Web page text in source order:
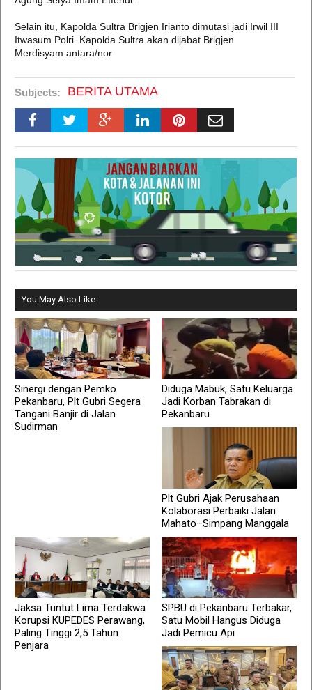
Selain itu, Kapolda Sultra Brigjen Irianto dimutasi jadi Irwil III
Itwasum Polri. Kapolda Sultra akan dijabat Brigjen
Merdisyam.antara/nor
Subjects: BERITA UTAMA
You May Also Like
Sinergi dengan Pemko
Pekanbaru, Plt Gubri Segera
Tangani Banjir di Jalan
Sudirman
Diduga Mabuk, Satu Keluarga
Jadi Korban Tabrakan di
Pekanbaru
Plt Gubri Ajak Perusahaan
Kolaborasi Perbaiki Jalan
Mahato–Simpang Manggala
Jaksa Tuntut Lima Terdakwa
Korupsi KUPEDES Perawang,
Paling Tinggi 2,5 Tahun
Penjara
SPBU di Pekanbaru Terbakar,
Satu Mobil Hangus Diduga
Jadi Pemicu Api